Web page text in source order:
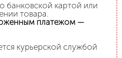
банковской картой или
товара.
платежом —
курьерской службой